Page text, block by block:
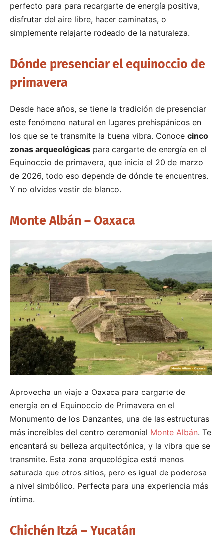
perfecto para para recargarte de energía positiva,
disfrutar del aire libre, hacer caminatas, o
simplemente relajarte rodeado de la naturaleza.
Dónde presenciar el equinoccio de
primavera
Desde hace años, se tiene la tradición de presenciar
este fenómeno natural en lugares prehispánicos en
los que se te transmite la buena vibra. Conoce cinco
zonas arqueológicas para cargarte de energía en el
Equinoccio de primavera, que inicia el 20 de marzo
de 2026, todo eso depende de dónde te encuentres.
Y no olvides vestir de blanco.
Monte Albán – Oaxaca
Aprovecha un viaje a Oaxaca para cargarte de
energía en el Equinoccio de Primavera en el
Monumento de los Danzantes, una de las estructuras
más increíbles del centro ceremonial Monte Albán. Te
encantará su belleza arquitectónica, y la vibra que se
transmite. Esta zona arqueológica está menos
saturada que otros sitios, pero es igual de poderosa
a nivel simbólico. Perfecta para una experiencia más
íntima.
Chichén Itzá – Yucatán